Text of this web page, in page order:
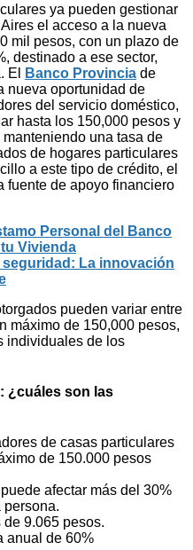
ya pueden gestionar
el acceso a la nueva
mil pesos, con un plazo de
destinado a ese sector,
El
Banco Provincia de
nueva oportunidad de
del servicio doméstico,
hasta los 150,000 pesos y
una tasa de
de hogares particulares
a este tipo de crédito, el
fuente de apoyo financiero
Personal del Banco
Vivienda
La innovación
pueden variar entre
máximo de 150,000 pesos,
individuales de los
¿cuáles son las
de casas particulares
de 150.000 pesos
afectar más del 30%
persona.
9.065 pesos.
anual de 60%